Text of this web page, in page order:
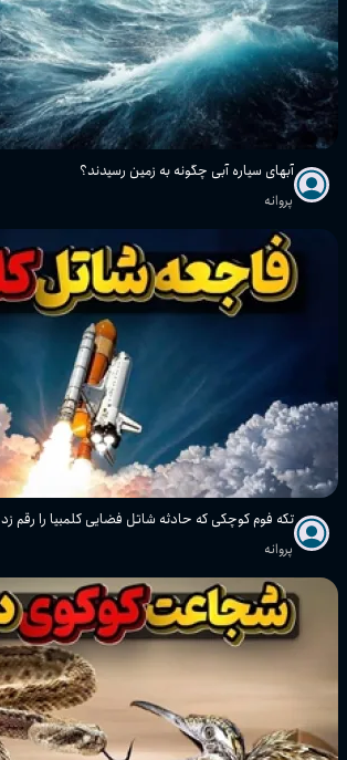
آبهای سیاره آبی چگونه به زمین رسیدند؟
پروانه
تکه فوم کوچکی که حادثه شاتل فضایی کلمبیا را رقم زد
پروانه